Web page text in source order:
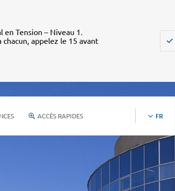
en Tension – Niveau 1.
appelez le 15 avant
ACCÈS RAPIDES FR